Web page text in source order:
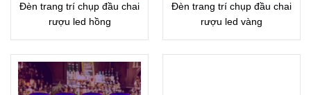
Đèn trang trí chụp đầu chai
rượu led hồng
Đèn trang trí chụp đầu chai
rượu led vàng